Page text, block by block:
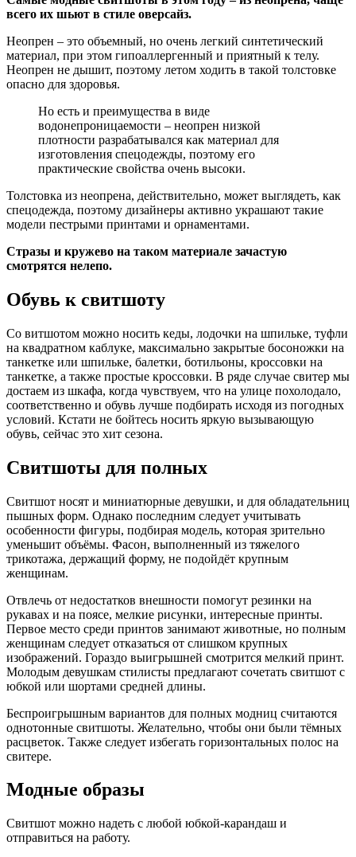
всего их шьют в стиле оверсайз.
Неопрен – это объемный, но очень легкий синтетический
материал, при этом гипоаллергенный и приятный к телу.
Неопрен не дышит, поэтому летом ходить в такой толстовке
опасно для здоровья.
Но есть и преимущества в виде
водонепроницаемости – неопрен низкой
плотности разрабатывался как материал для
изготовления спецодежды, поэтому его
практические свойства очень высоки.
Толстовка из неопрена, действительно, может выглядеть, как
спецодежда, поэтому дизайнеры активно украшают такие
модели пестрыми принтами и орнаментами.
Стразы и кружево на таком материале зачастую
смотрятся нелепо.
Обувь к свитшоту
Со витшотом можно носить кеды, лодочки на шпильке, туфли
на квадратном каблуке, максимально закрытые босоножки на
танкетке или шпильке, балетки, ботильоны, кроссовки на
танкетке, а также простые кроссовки. В ряде случае свитер мы
достаем из шкафа, когда чувствуем, что на улице похолодало,
соответственно и обувь лучше подбирать исходя из погодных
условий. Кстати не бойтесь носить яркую вызывающую
обувь, сейчас это хит сезона.
Свитшоты для полных
Свитшот носят и миниатюрные девушки, и для обладательниц
пышных форм. Однако последним следует учитывать
особенности фигуры, подбирая модель, которая зрительно
уменьшит объёмы. Фасон, выполненный из тяжелого
трикотажа, держащий форму, не подойдёт крупным
женщинам.
Отвлечь от недостатков внешности помогут резинки на
рукавах и на поясе, мелкие рисунки, интересные принты.
Первое место среди принтов занимают животные, но полным
женщинам следует отказаться от слишком крупных
изображений. Гораздо выигрышней смотрится мелкий принт.
Молодым девушкам стилисты предлагают сочетать свитшот с
юбкой или шортами средней длины.
Беспроигрышным вариантов для полных модниц считаются
однотонные свитшоты. Желательно, чтобы они были тёмных
расцветок. Также следует избегать горизонтальных полос на
свитере.
Модные образы
Свитшот можно надеть с любой юбкой-карандаш и
отправиться на работу.